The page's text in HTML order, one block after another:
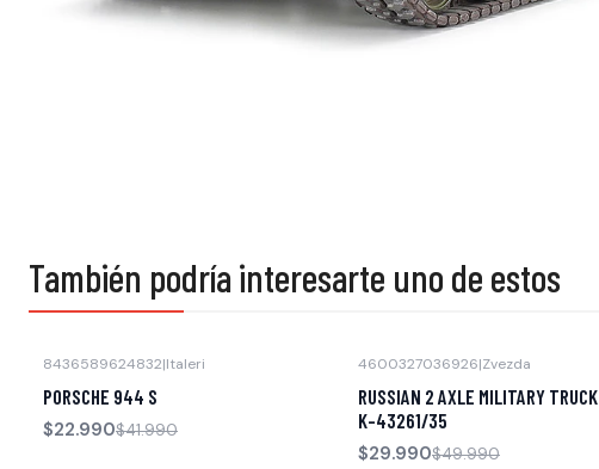
También podría interesarte uno de estos
8436589624832|Italeri
PORSCHE 944 S
$22.990$41.990
4600327036926|Zvezda
RUSSIAN 2 AXLE MILITARY TRUCK
K-43261/35
$29.990$49.990